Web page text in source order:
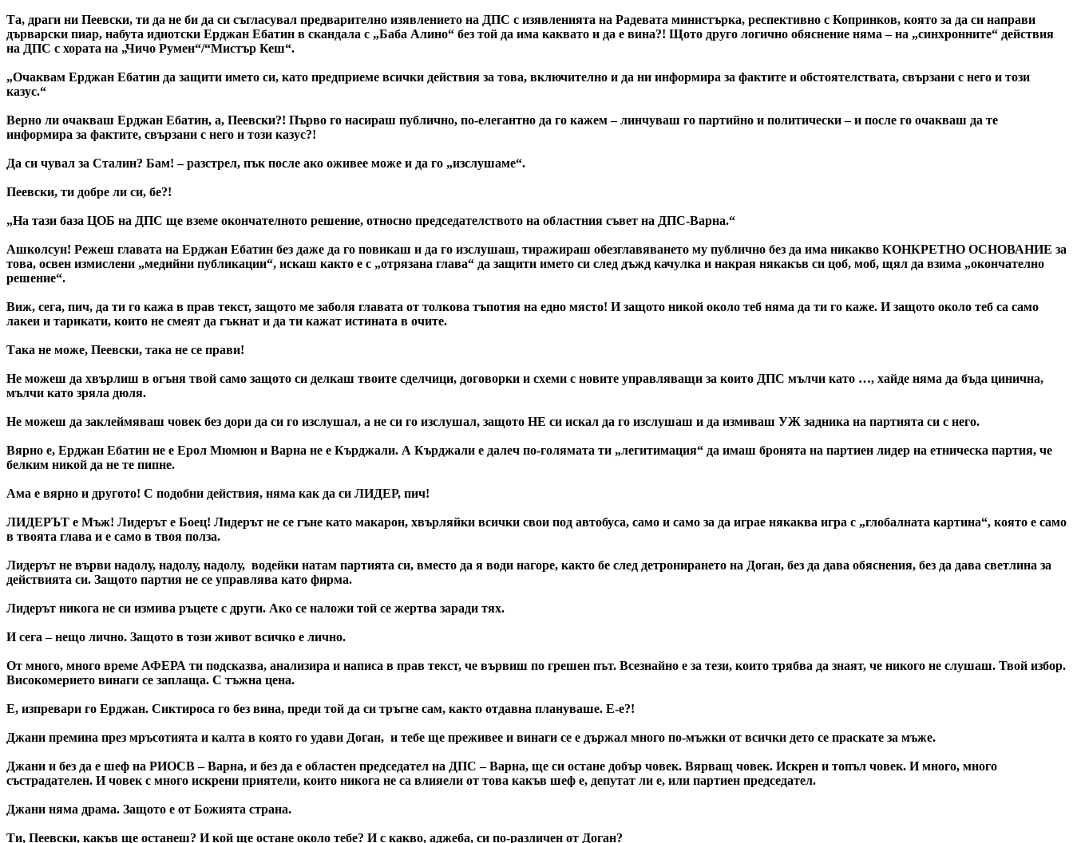
Та, драги ни Пеевски, ти да не би да си съгласувал предварително изявлението на ДПС с изявленията на Радевата министърка, респективно с Копринков, която за да си направи
дърварски пиар, набута идиотски Ерджан Ебатин в скандала с „Баба Алино“ без той да има каквато и да е вина?! Щото друго логично обяснение няма – на „синхронните“ действия
на ДПС с хората на „Чичо Румен“/“Мистър Кеш“.
„Очаквам Ерджан Ебатин да защити името си, като предприеме всички действия за това, включително и да ни информира за фактите и обстоятелствата, свързани с него и този
казус.“
Верно ли очакваш Ерджан Ебатин, а, Пеевски?! Първо го насираш публично, по-елегантно да го кажем – линчуваш го партийно и политически – и после го очакваш да те
информира за фактите, свързани с него и този казус?!
Да си чувал за Сталин? Бам! – разстрел, пък после ако оживее може и да го „изслушаме“.
Пеевски, ти добре ли си, бе?!
„На тази база ЦОБ на ДПС ще вземе окончателното решение, относно председателството на областния съвет на ДПС-Варна.“
Ашколсун! Режеш главата на Ерджан Ебатин без даже да го повикаш и да го изслушаш, тиражираш обезглавяването му публично без да има никакво КОНКРЕТНО ОСНОВАНИЕ за
това, освен измислени „медийни публикации“, искаш както е с „отрязана глава“ да защити името си след дъжд качулка и накрая някакъв си цоб, моб, щял да взима „окончателно
решение“.
Виж, сега, пич, да ти го кажа в прав текст, защото ме заболя главата от толкова тъпотия на едно място! И защото никой около теб няма да ти го каже. И защото около теб са само
лакеи и тарикати, които не смеят да гъкнат и да ти кажат истината в очите.
Така не може, Пеевски, така не се прави!
Не можеш да хвърлиш в огъня твой само защото си делкаш твоите сделчици, договорки и схеми с новите управляващи за които ДПС мълчи като …, хайде няма да бъда цинична,
мълчи като зряла дюля.
Не можеш да заклеймяваш човек без дори да си го изслушал, а не си го изслушал, защото НЕ си искал да го изслушаш и да измиваш УЖ задника на партията си с него.
Вярно е, Ерджан Ебатин не е Ерол Мюмюн и Варна не е Кърджали. А Кърджали е далеч по-голямата ти „легитимация“ да имаш бронята на партиен лидер на етническа партия, че
белким никой да не те пипне.
Ама е вярно и другото! С подобни действия, няма как да си ЛИДЕР, пич!
ЛИДЕРЪТ е Мъж! Лидерът е Боец! Лидерът не се гъне като макарон, хвърляйки всички свои под автобуса, само и само за да играе някаква игра с „глобалната картина“, която е само
в твоята глава и е само в твоя полза.
Лидерът не върви надолу, надолу, надолу, водейки натам партията си, вместо да я води нагоре, както бе след детронирането на Доган, без да дава обяснения, без да дава светлина за
действията си. Защото партия не се управлява като фирма.
Лидерът никога не си измива ръцете с други. Ако се наложи той се жертва заради тях.
И сега – нещо лично. Защото в този живот всичко е лично.
От много, много време АФЕРА ти подсказва, анализира и написа в прав текст, че вървиш по грешен път. Всезнайно е за тези, които трябва да знаят, че никого не слушаш. Твой избор.
Високомерието винаги се заплаща. С тъжна цена.
Е, изпревари го Ерджан. Сиктироса го без вина, преди той да си тръгне сам, както отдавна плануваше. Е-е?!
Джани премина през мръсотията и калта в която го удави Доган, и тебе ще преживее и винаги се е държал много по-мъжки от всички дето се праскате за мъже.
Джани и без да е шеф на РИОСВ – Варна, и без да е областен председател на ДПС – Варна, ще си остане добър човек. Вярващ човек. Искрен и топъл човек. И много, много
състрадателен. И човек с много искрени приятели, които никога не са влияели от това какъв шеф е, депутат ли е, или партиен председател.
Джани няма драма. Защото е от Божията страна.
Ти, Пеевски, какъв ще останеш? И кой ще остане около тебе? И с какво, аджеба, си по-различен от Доган?